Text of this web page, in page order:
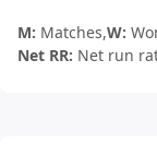
M: Matches,W:
Net RR: Net run